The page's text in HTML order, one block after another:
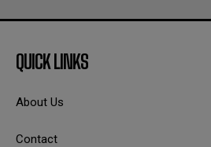
QUICK LINKS
About Us
Contact